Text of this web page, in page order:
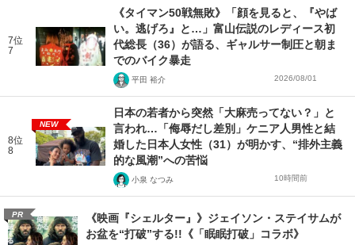
7位
7
《タイマン50戦無敗》「顔を見ると、『やば
い。逃げろ』と…」富山伝説のレディース初
代総長（36）が語る、ギャルサー制圧と朝ま
でのバイク暴走
平田 裕介 2026/08/01
8位
8
NEW
日本の若者から突然「大麻売ってない？」と
言われ…「侮辱だし差別」ケニア人男性と結
婚した日本人女性（31）が明かす、“排外主義
的な風潮”への苦悩
小泉 なつみ 10時間前
PR
《映画『シェルター』》ジェイソン・ステイサムが
お盆を“打破”する!!《「眠眠打破」コラボ》